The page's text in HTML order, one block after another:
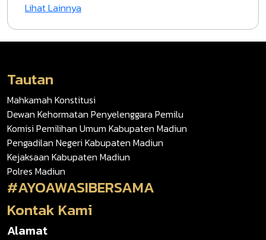
Lihat Lainnya
Tautan
Mahkamah Konstitusi
Dewan Kehormatan Penyelenggara Pemilu
Komisi Pemilihan Umum Kabupaten Madiun
Pengadilan Negeri Kabupaten Madiun
Kejaksaan Kabupaten Madiun
Polres Madiun
#AYOAWASIBERSAMA
Kontak Kami
Alamat